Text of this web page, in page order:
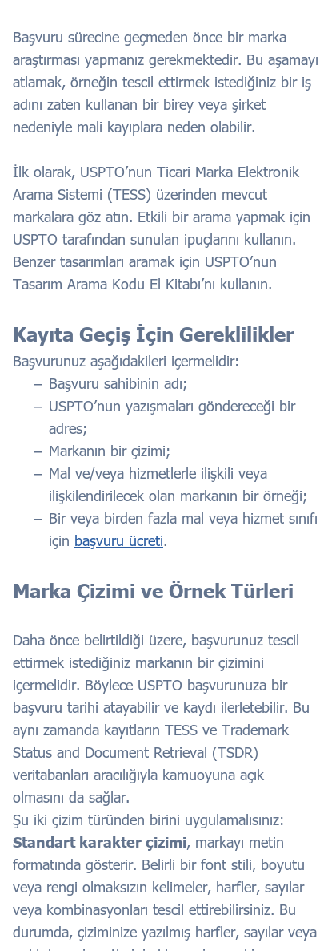
Başvuru sürecine geçmeden önce bir marka
araştırması yapmanız gerekmektedir. Bu aşamayı
atlamak, örneğin tescil ettirmek istediğiniz bir iş
adını zaten kullanan bir birey veya şirket
nedeniyle mali kayıplara neden olabilir.
İlk olarak, USPTO’nun Ticari Marka Elektronik
Arama Sistemi (TESS) üzerinden mevcut
markalara göz atın. Etkili bir arama yapmak için
USPTO tarafından sunulan ipuçlarını kullanın.
Benzer tasarımları aramak için USPTO’nun
Tasarım Arama Kodu El Kitabı’nı kullanın.
Kayıta Geçiş İçin Gereklilikler
Başvurunuz aşağıdakileri içermelidir:
Başvuru sahibinin adı;
USPTO’nun yazışmaları göndereceği bir
adres;
Markanın bir çizimi;
Mal ve/veya hizmetlerle ilişkili veya
ilişkilendirilecek olan markanın bir örneği;
Bir veya birden fazla mal veya hizmet sınıfı
için başvuru ücreti.
Marka Çizimi ve Örnek Türleri
Daha önce belirtildiği üzere, başvurunuz tescil
ettirmek istediğiniz markanın bir çizimini
içermelidir. Böylece USPTO başvurunuza bir
başvuru tarihi atayabilir ve kaydı ilerletebilir. Bu
aynı zamanda kayıtların TESS ve Trademark
Status and Document Retrieval (TSDR)
veritabanları aracılığıyla kamuoyuna açık
olmasını da sağlar.
Şu iki çizim türünden birini uygulamalısınız:
Standart karakter çizimi, markayı metin
formatında gösterir. Belirli bir font stili, boyutu
veya rengi olmaksızın kelimeler, harfler, sayılar
veya kombinasyonları tescil ettirebilirsiniz. Bu
durumda, çiziminize yazılmış harfler, sayılar veya